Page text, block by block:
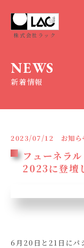
株式会社ラック
NEWS
新着情報
2023/07/12 お知
フューネラ
2023に登壇
6月20日と21日にパ